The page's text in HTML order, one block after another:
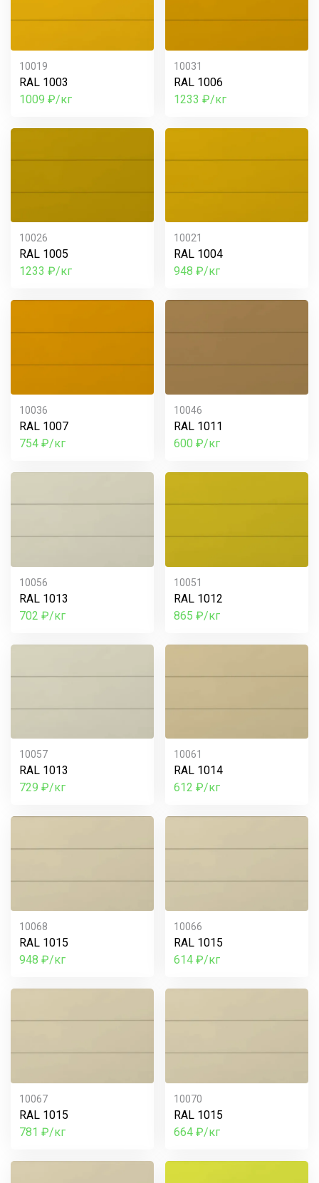
10019
RAL 1003
1009 ₽/кг
10031
RAL 1006
1233 ₽/кг
10026
RAL 1005
1233 ₽/кг
10021
RAL 1004
948 ₽/кг
10036
RAL 1007
754 ₽/кг
10046
RAL 1011
600 ₽/кг
10056
RAL 1013
702 ₽/кг
10051
RAL 1012
865 ₽/кг
10057
RAL 1013
729 ₽/кг
10061
RAL 1014
612 ₽/кг
10068
RAL 1015
948 ₽/кг
10066
RAL 1015
614 ₽/кг
10067
RAL 1015
781 ₽/кг
10070
RAL 1015
664 ₽/кг